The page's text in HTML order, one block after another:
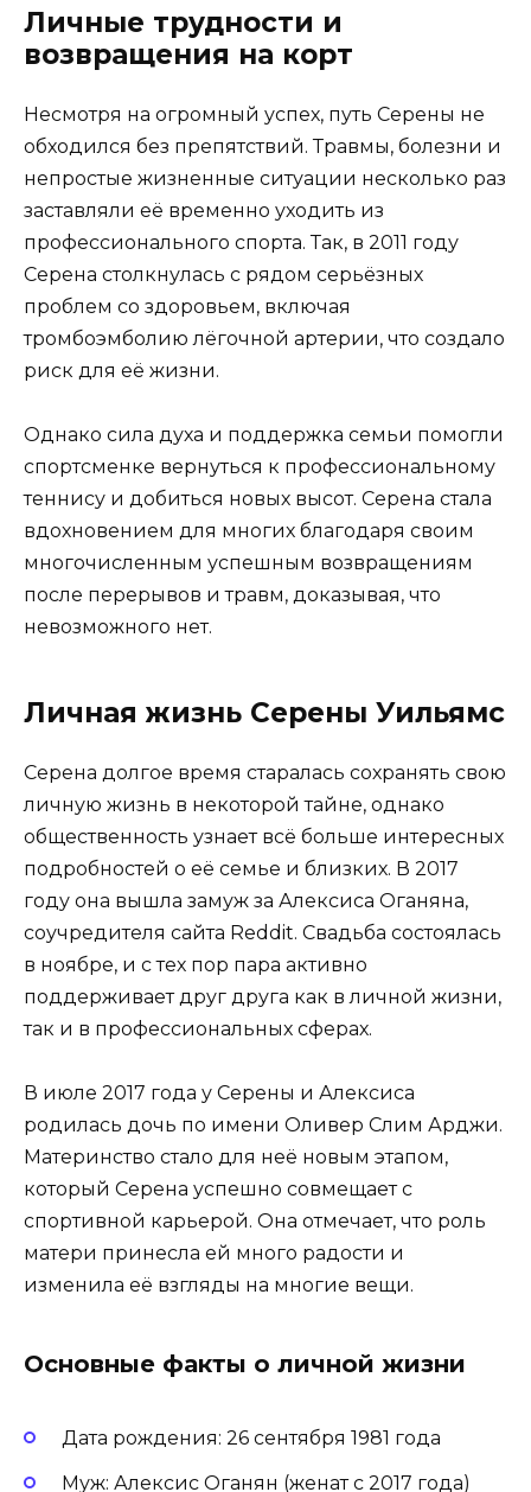
Личные трудности и
возвращения на корт
Несмотря на огромный успех, путь Серены не
обходился без препятствий. Травмы, болезни и
непростые жизненные ситуации несколько раз
заставляли её временно уходить из
профессионального спорта. Так, в 2011 году
Серена столкнулась с рядом серьёзных
проблем со здоровьем, включая
тромбоэмболию лёгочной артерии, что создало
риск для её жизни.
Однако сила духа и поддержка семьи помогли
спортсменке вернуться к профессиональному
теннису и добиться новых высот. Серена стала
вдохновением для многих благодаря своим
многочисленным успешным возвращениям
после перерывов и травм, доказывая, что
невозможного нет.
Личная жизнь Серены Уильямс
Серена долгое время старалась сохранять свою
личную жизнь в некоторой тайне, однако
общественность узнает всё больше интересных
подробностей о её семье и близких. В 2017
году она вышла замуж за Алексиса Оганяна,
соучредителя сайта Reddit. Свадьба состоялась
в ноябре, и с тех пор пара активно
поддерживает друг друга как в личной жизни,
так и в профессиональных сферах.
В июле 2017 года у Серены и Алексиса
родилась дочь по имени Оливер Слим Арджи.
Материнство стало для неё новым этапом,
который Серена успешно совмещает с
спортивной карьерой. Она отмечает, что роль
матери принесла ей много радости и
изменила её взгляды на многие вещи.
Основные факты о личной жизни
Дата рождения: 26 сентября 1981 года
Муж: Алексис Оганян (женат с 2017 года)